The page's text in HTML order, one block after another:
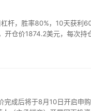
杆，胜率80%，10天获利
仓价1874.2美元，每次持
完成后将于8月10日开启申